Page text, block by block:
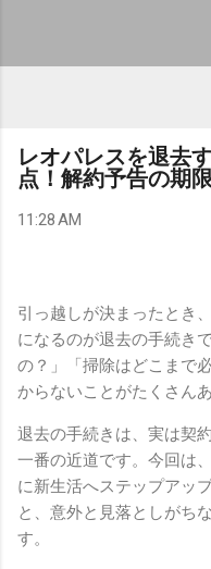
レオパレスを退去
点！解約予告の期
11:28 AM
引っ越しが決まったとき
になるのが退去の手続き
の？」「掃除はどこまで
からないことがたくさん
退去の手続きは、実は契
一番の近道です。今回は
に新生活へステップアッ
と、意外と見落としがち
す。